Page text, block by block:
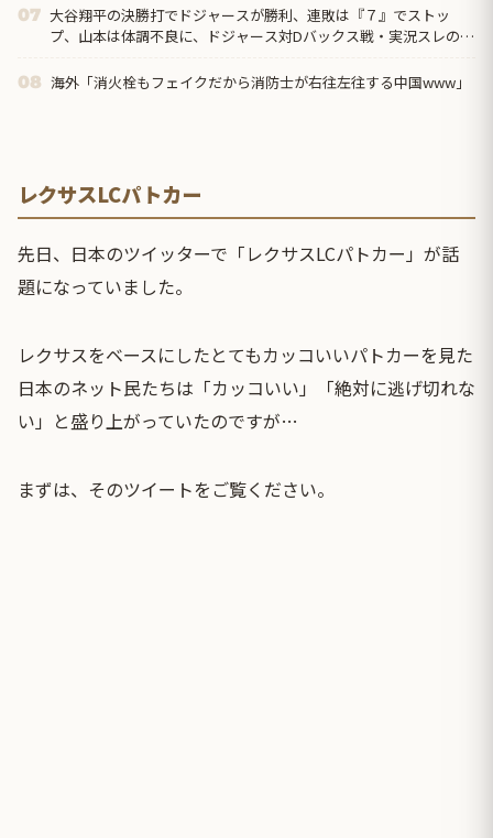
07 大谷翔平の決勝打でドジャースが勝利、連敗は『７』でストッ
プ、山本は体調不良に、ドジャース対Dバックス戦・実況スレの翻
08 海外「消火栓もフェイクだから消防士が右往左往する中国www」
レクサスLCパトカー
先日、日本のツイッターで「レクサスLCパトカー」が話
題になっていました。
レクサスをベースにしたとてもカッコいいパトカーを見た
日本のネット民たちは「カッコいい」「絶対に逃げ切れな
い」と盛り上がっていたのですが…
まずは、そのツイートをご覧ください。